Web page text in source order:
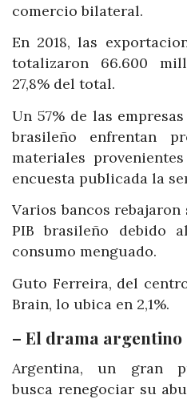
comercio bilateral.
En 2018, las
totalizaron 66.600
27,8% del total.
Un 57% de las
brasileño enfrentan
materiales
encuesta publicada la
Varios bancos
PIB brasileño debido
consumo menguado.
Guto Ferreira, del
Brain, lo ubica en 2,1%.
– El drama argentino
Argentina, un gran
busca renegociar su